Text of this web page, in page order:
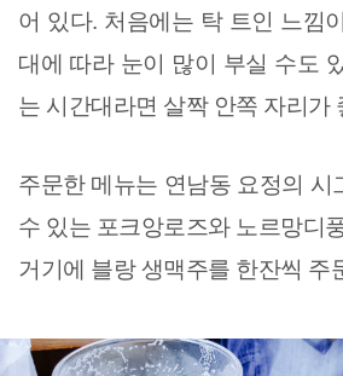
어 있다. 처음에는 탁 트인 느낌
대에 따라 눈이 많이 부실 수도
는 시간대라면 살짝 안쪽 자리가
주문한 메뉴는 연남동 요정의 시
수 있는 포크앙로즈와 노르망디
거기에 블랑 생맥주를 한잔씩 주